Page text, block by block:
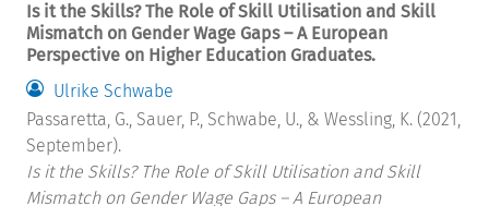
Is it the Skills? The Role of Skill Utilisation and Skill
Mismatch on Gender Wage Gaps – A European
Perspective on Higher Education Graduates.
Ulrike Schwabe
Passaretta, G., Sauer, P., Schwabe, U., & Wessling, K. (2021,
September).
Is it the Skills? The Role of Skill Utilisation and Skill
Mismatch on Gender Wage Gaps – A European